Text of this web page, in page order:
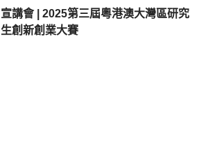
宣講會 | 2025第三屆粵港澳大灣區研究
生創新創業大賽